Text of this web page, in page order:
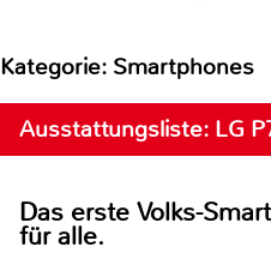
Kategorie: Smartphones
Ausstattungsliste: LG
Das erste Volks-
für alle.